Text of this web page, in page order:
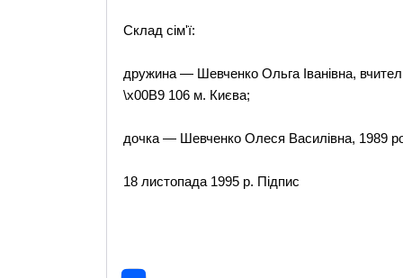
Склад сім'ї:
дружина — Шевченко Ольга Іванівна,
\x00B9 106 м. Києва;
дочка — Шевченко Олеся Василівна, 1989
18 листопада 1995 р. Підпис